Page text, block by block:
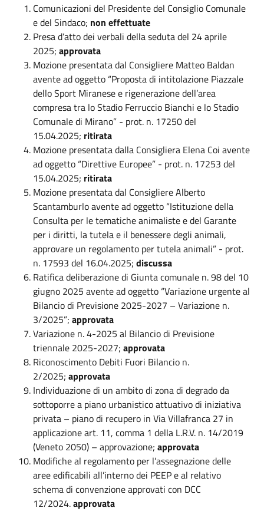
Comunicazioni del Presidente del Consiglio Comunale
e del Sindaco; non effettuate
Presa d’atto dei verbali della seduta del 24 aprile
2025; approvata
Mozione presentata dal Consigliere Matteo Baldan
avente ad oggetto “Proposta di intitolazione Piazzale
dello Sport Miranese e rigenerazione dell’area
compresa tra lo Stadio Ferruccio Bianchi e lo Stadio
Comunale di Mirano” - prot. n. 17250 del
15.04.2025; ritirata
Mozione presentata dalla Consigliera Elena Coi avente
ad oggetto “Direttive Europee” - prot. n. 17253 del
15.04.2025; ritirata
Mozione presentata dal Consigliere Alberto
Scantamburlo avente ad oggetto “Istituzione della
Consulta per le tematiche animaliste e del Garante
per i diritti, la tutela e il benessere degli animali,
approvare un regolamento per tutela animali” - prot.
n. 17593 del 16.04.2025; discussa
Ratifica deliberazione di Giunta comunale n. 98 del 10
giugno 2025 avente ad oggetto “Variazione urgente al
Bilancio di Previsione 2025-2027 – Variazione n.
3/2025”; approvata
Variazione n. 4-2025 al Bilancio di Previsione
triennale 2025-2027; approvata
Riconoscimento Debiti Fuori Bilancio n.
2/2025; approvata
Individuazione di un ambito di zona di degrado da
sottoporre a piano urbanistico attuativo di iniziativa
privata – piano di recupero in Via Villafranca 27 in
applicazione art. 11, comma 1 della L.R.V. n. 14/2019
(Veneto 2050) – approvazione; approvata
Modifiche al regolamento per l’assegnazione delle
aree edificabili all’interno dei PEEP e al relativo
schema di convenzione approvati con DCC
12/2024.approvata